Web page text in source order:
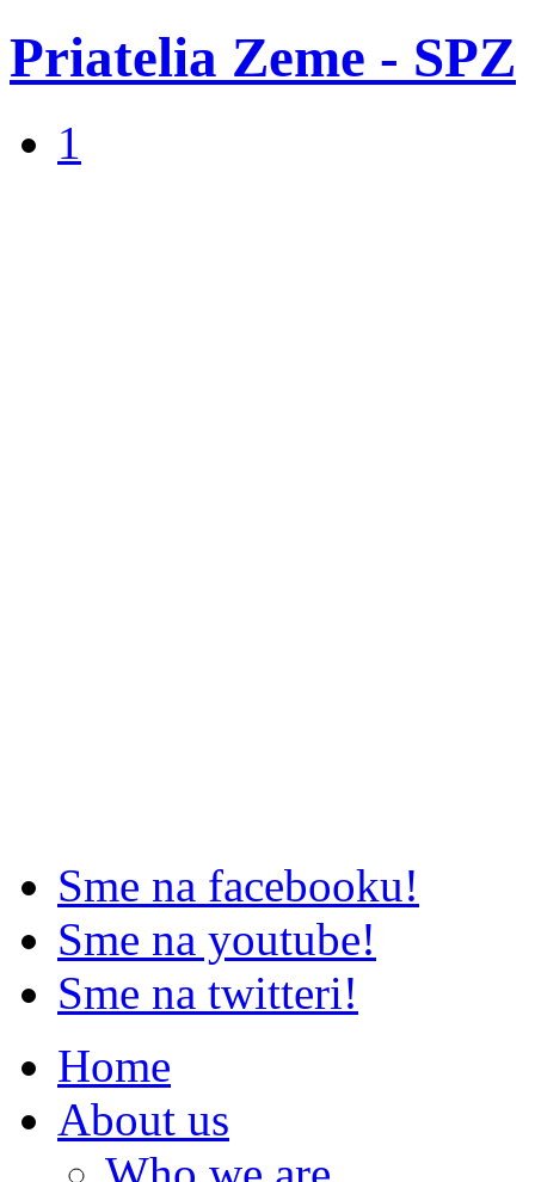
Priatelia Zeme - SPZ
1
Sme na facebooku!
Sme na youtube!
Sme na twitteri!
Home
About us